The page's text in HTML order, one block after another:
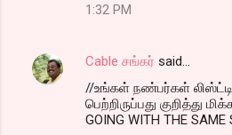
1:32 PM
Cable சங்கர் said…
//உங்கள் நண்பர்கள்
பெற்றிருப்பது குறித்து
GOING WITH THE SAME